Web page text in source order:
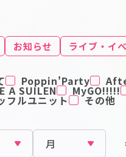
お知らせ ライブ・イ
Poppin'Party
A SUILEN MyGO!!!!!
フルユニット その他